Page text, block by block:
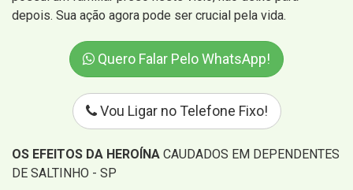
depois. Sua ação agora pode ser crucial pela vida.
Quero Falar Pelo WhatsApp!
Vou Ligar no Telefone Fixo!
OS EFEITOS DA HEROÍNA CAUDADOS EM DEPENDENTES
DE SALTINHO - SP